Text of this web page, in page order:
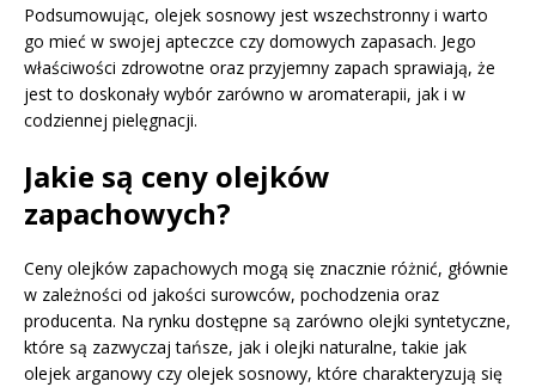
Podsumowując, olejek sosnowy jest wszechstronny i warto
go mieć w swojej apteczce czy domowych zapasach. Jego
właściwości zdrowotne oraz przyjemny zapach sprawiają, że
jest to doskonały wybór zarówno w aromaterapii, jak i w
codziennej pielęgnacji.
Jakie są ceny olejków
zapachowych?
Ceny olejków zapachowych mogą się znacznie różnić, głównie
w zależności od jakości surowców, pochodzenia oraz
producenta. Na rynku dostępne są zarówno olejki syntetyczne,
które są zazwyczaj tańsze, jak i olejki naturalne, takie jak
olejek arganowy czy olejek sosnowy, które charakteryzują się